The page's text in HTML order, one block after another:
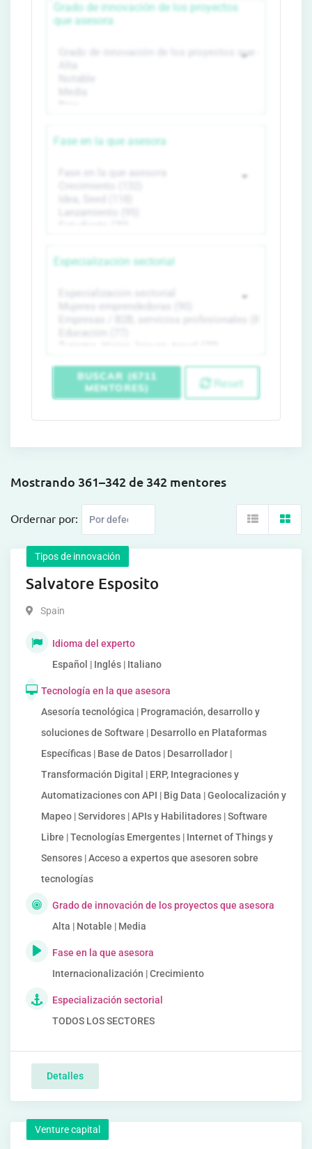
Grado de innovación de los proyectos
que asesora
Fase en la que asesora
Especialización sectorial
BUSCAR (6711
MENTORES)
Reset
Mostrando 361–342 de 342 mentores
Ordernar por:
Tipos de innovación
Salvatore Esposito
Spain
Idioma del experto
Español | Inglés | Italiano
Tecnología en la que asesora
Asesoría tecnológica | Programación, desarrollo y
soluciones de Software | Desarrollo en Plataformas
Específicas | Base de Datos | Desarrollador |
Transformación Digital | ERP, Integraciones y
Automatizaciones con API | Big Data | Geolocalización y
Mapeo | Servidores | APIs y Habilitadores | Software
Libre | Tecnologías Emergentes | Internet of Things y
Sensores | Acceso a expertos que asesoren sobre
tecnologías
Grado de innovación de los proyectos que asesora
Alta | Notable | Media
Fase en la que asesora
Internacionalización | Crecimiento
Especialización sectorial
TODOS LOS SECTORES
Detalles
Venture capital